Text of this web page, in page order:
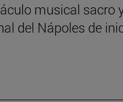
musical sacro
del Nápoles de